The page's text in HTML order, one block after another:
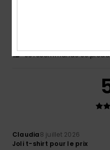
Je recommande ce
Claudia8 juillet 2026
Joli t-shirt pour le prix